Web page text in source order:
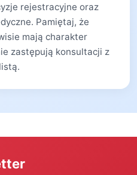
rejestracyjne oraz
Pamiętaj, że
mają charakter
zastępują konsultacji z